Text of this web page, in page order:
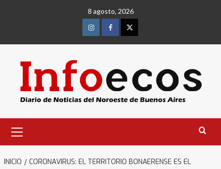
8 agosto, 2026
InstagramFacebookTwitter
primario
INICIO
CORONAVIRUS: EL TERRITORIO BONAERENSE ES EL